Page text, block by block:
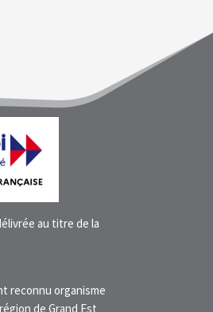
au titre de la
reconnu organisme
de Grand Est